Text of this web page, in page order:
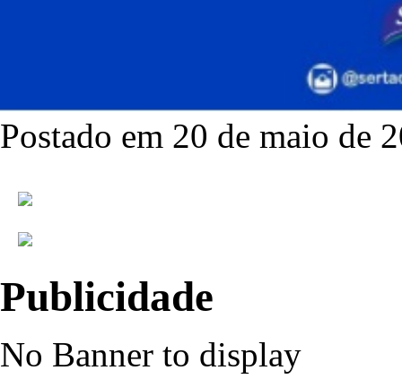
Postado em 20 de maio de
Publicidade
No Banner to display